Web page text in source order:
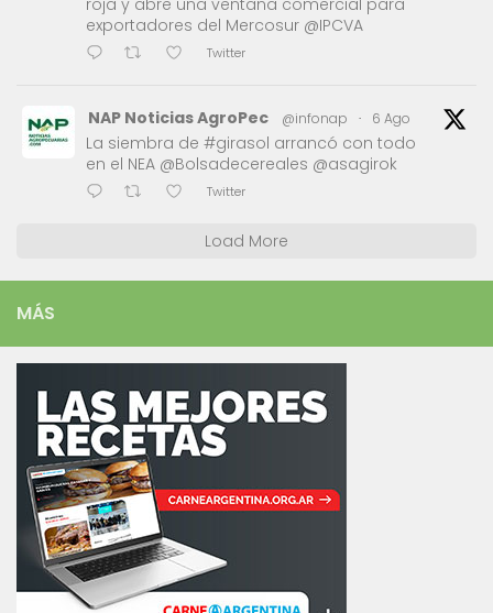
roja y abre una ventana comercial para
exportadores del Mercosur @IPCVA
Twitter
NAP Noticias AgroPec @infonap · 6 Ago
La siembra de #girasol arrancó con todo
en el NEA @Bolsadecereales @asagirok
Twitter
Load More
MÁS